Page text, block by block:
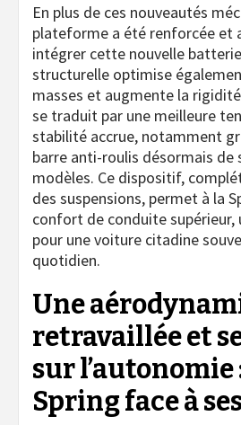
En plus de ces nouveautés
plateforme a été renforcée et
intégrer cette nouvelle
structurelle optimise
masses et augmente la
se traduit par une meilleure
stabilité accrue, notamment
barre anti-roulis désormais de
modèles. Ce dispositif,
des suspensions, permet à la
confort de conduite supérieur,
pour une voiture citadine
quotidien.
Une
retravaillée et
sur l’autonomie
Spring face à